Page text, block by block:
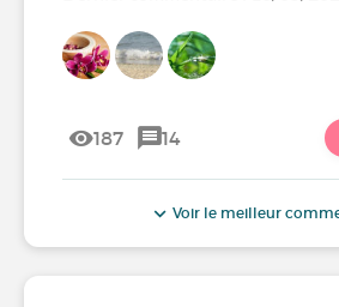
187 14
Voir le meilleur